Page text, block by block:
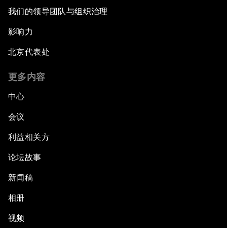
我们的领导团队与组织治理
影响力
北京代表处
更多内容
中心
会议
利益相关方
论坛故事
新闻稿
相册
视频